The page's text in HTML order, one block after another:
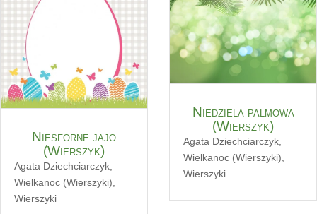
Niesforne jajo
(Wierszyk)
Agata Dziechciarczyk
Wielkanoc (Wierszyki)
Wierszyki
Niedziela palmowa
(Wierszyk)
Agata Dziechciarczyk,
Wielkanoc (Wierszyki),
Wierszyki